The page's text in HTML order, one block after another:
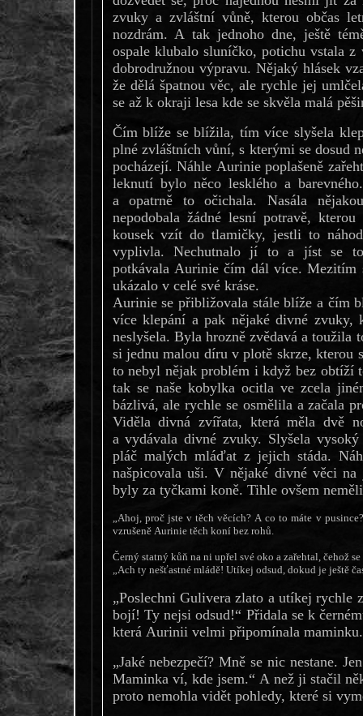
zvuky a zvláštní vůně, kterou občas
nozdrám. A tak jednoho dne, ještě
ospale klubalo sluníčko, potichu vstala z
dobrodružnou výpravu. Nějaký hlásek
že dělá špatnou věc, ale rychle jej
se až k okraji lesa kde se skvěla malá
Čím blíže se blížila, tím více slyšela
plné zvláštních vůní, s kterými se dosud
pocházejí. Náhle Aurinie poplašeně
leknutí bylo něco lesklého a
a opatrně to očichala. Nasála
nepodobala žádné lesní potravě,
kousek vzít do tlamičky, jestli to
vyplivla. Nechutnalo jí to a jíst se to
potkávala Aurinie čím dál více. Mezitím
ukázalo v celé své kráse.
Aurinie se přibližovala stále blíže a čím
více klepání a pak nějaké divné zvuky,
neslyšela. Byla hrozně zvědavá a toužila
si jednu malou díru v plotě skrze, kterou
to nebyl nějak problém i když bez obtíží
tak se naše kobylka ocitla ve zcela
bázlivá, ale rychle se osmělila a začala
Viděla divná zvířata, která měla dvě
a vydávala divné zvuky. Slyšela
pláč malých mláďat z jejich stáda.
našpicovala uši. V nějaké divné věci
byly za tyčkami koně. Tihle ovšem
„Ahoj, proč jste v těch věcích? A co to máte v
vzrušeně Aurinie těch koní bez rohů.
Černý statný kůň na ni upřel své oko a zařehtal, čehož
„Ach ty nešťastné mládě! Utíkej odsud, dokud je ještě
„Poslechni Gulivera zlato a utíkej rychle
bojí! Ty nejsi odsud!“ Přidala se k
která Aurinii velmi připomínala maminku.
„Jaké nebezpečí? Mně se nic nestane.
Maminka ví, kde jsem.“ A než ji stačil
proto nemohla vidět pohledy, které si